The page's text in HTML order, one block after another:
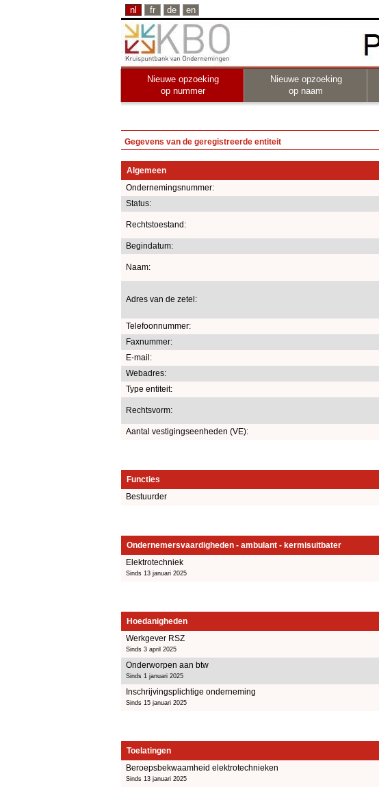
nl fr de en
Nieuwe opzoeking
op nummer
Nieuwe opzoeking
op naam
Gegevens van de geregistreerde entiteit
Algemeen
Ondernemingsnummer:
Status:
Rechtstoestand:
Begindatum:
Naam:
Adres van de zetel:
Telefoonnummer:
Faxnummer:
E-mail:
Webadres:
Type entiteit:
Rechtsvorm:
Aantal vestigingseenheden (VE):
Functies
Bestuurder
Ondernemersvaardigheden - ambulant - kermisuitbater
Elektrotechniek
Sinds 13 januari 2025
Hoedanigheden
Werkgever RSZ
Sinds 3 april 2025
Onderworpen aan btw
Sinds 1 januari 2025
Inschrijvingsplichtige onderneming
Sinds 15 januari 2025
Toelatingen
Beroepsbekwaamheid elektrotechnieken
Sinds 13 januari 2025